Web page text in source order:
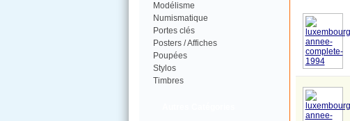
Modélisme
Numismatique
Portes clés
Posters / Affiches
Poupées
Stylos
Timbres